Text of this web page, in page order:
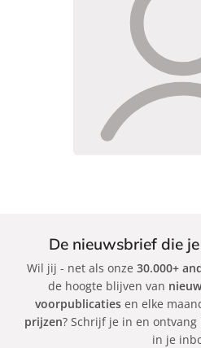
De nieuwsbrief die
Wil jij - net als onze 30.000+
de hoogte blijven van
voorpublicaties en elke
prijzen? Schrijf je in en
in je